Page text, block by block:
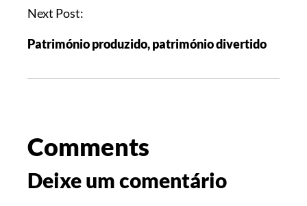
Next Post:
Património produzido, património divertido
Comments
Deixe um comentário